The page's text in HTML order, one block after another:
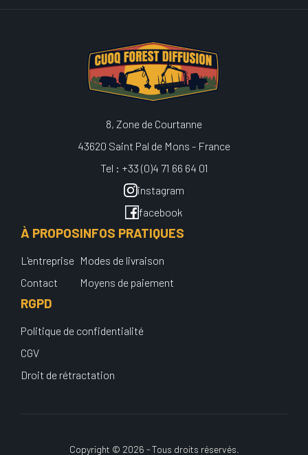
8, Zone de Courtanne
43620 Saint Pal de Mons - France
Tel : +33 (0)4 71 66 64 01
instagram
facebook
À PROPOS
L'entreprise
Contact
INFOS PRATIQUES
Modes de livraison
Moyens de paiement
RGPD
Politique de confidentialité
CGV
Droit de rétractation
Copyright © 2026 - Tous droits réservés.